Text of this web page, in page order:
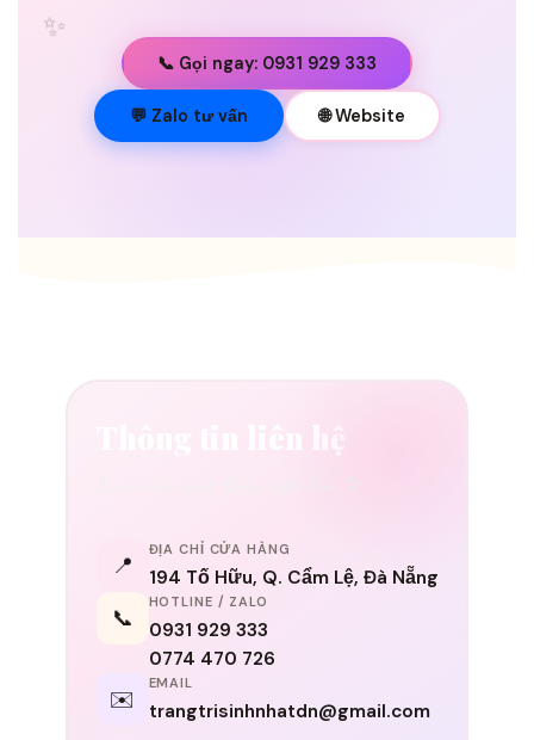
✨
💐
📞 Gọi ngay: 0931 929 333
💬 Zalo tư vấn 🌐 Website
Thông tin liên hệ
📍
ĐỊA CHỈ CỬA HÀNG
194 Tố Hữu, Q. Cẩm Lệ, Đà Nẵng
📞
HOTLINE / ZALO
0931 929 333
0774 470 726
✉️
EMAIL
trangtrisinhnhatdn@gmail.com